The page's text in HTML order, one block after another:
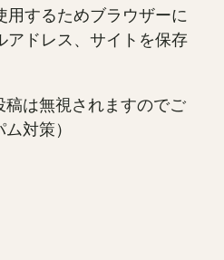
用するためブラウザーに
アドレス、サイトを保存
は無視されますのでご
対策）